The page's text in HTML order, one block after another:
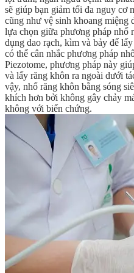
sẽ giúp bạn giảm tối đa nguy cơ
cũng như vệ sinh khoang miệng
lựa chọn giữa phương pháp nhổ
dụng dao rạch, kìm và bảy để
có thể cân nhắc phương pháp
Piezotome, phương pháp này
và lấy răng khôn ra ngoài dưới
vậy, nhổ răng khôn bằng sóng
khích hơn bởi không gây chảy
không với biến chứng.